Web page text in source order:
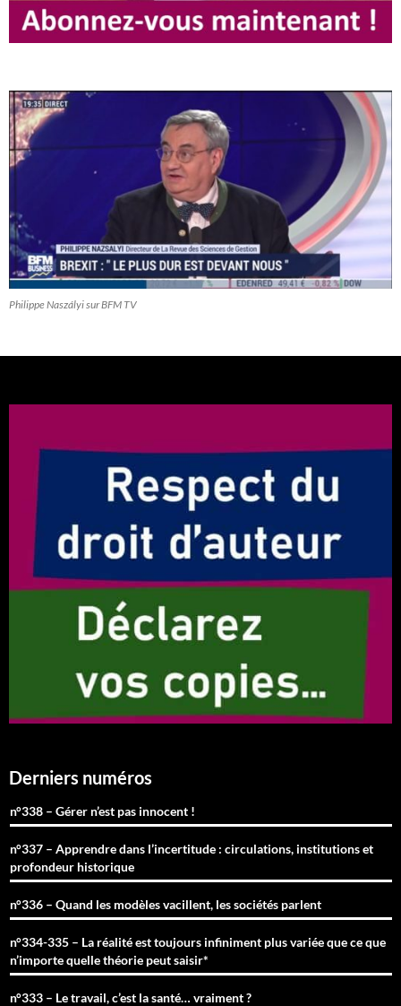
Philippe Naszályi sur BFM TV
Derniers numéros
n°338 – Gérer n’est pas innocent !
n°337 – Apprendre dans l’incertitude : circulations, institutions et
profondeur historique
n°336 – Quand les modèles vacillent, les sociétés parlent
n°334-335 – La réalité est toujours infiniment plus variée que ce que
n’importe quelle théorie peut saisir*
n°333 – Le travail, c’est la santé… vraiment ?